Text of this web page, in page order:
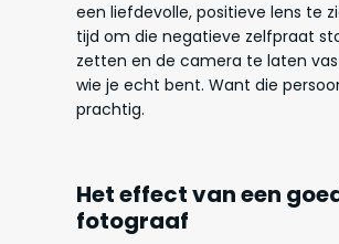
een liefdevolle, positieve lens te
tijd om die negatieve zelfpraat
zetten en de camera te laten
wie je echt bent. Want die
prachtig.
Het effect van een
fotograaf